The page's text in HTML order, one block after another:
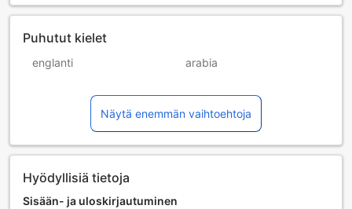
Puhutut kielet
englanti arabia
kiina (mandariini)
nepali ranska
saksa
tamili
Näytä enemmän vaihtoehtoja
Hyödyllisiä tietoja
Sisään- ja uloskirjautuminen